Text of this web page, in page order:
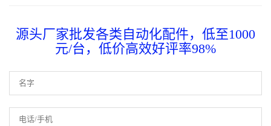
源头厂家批发各类自动化配件，低至1000
元/台，低价高效好评率98%